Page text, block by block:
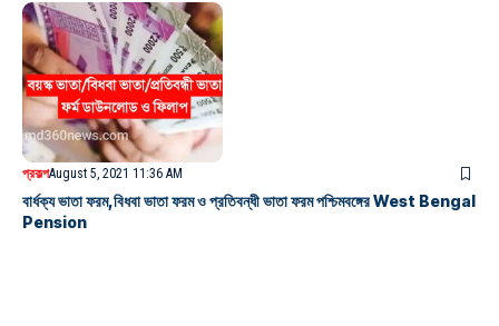
প্রকল্পAugust 5, 2021 11:36 AM
বার্ধক্য ভাতা ফরম,বিধবা ভাতা ফরম ও প্রতিবন্ধী ভাতা ফরম পশ্চিমবঙ্গের West Bengal
Pension